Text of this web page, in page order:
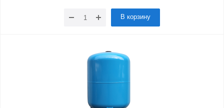
В корзину